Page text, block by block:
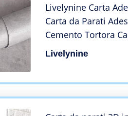
Livelynine Carta
Carta da Parati
Cemento Tortora
Vintage Grigio
per Mobili Scrivania
Livelynine